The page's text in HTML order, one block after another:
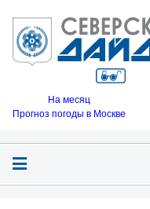
На месяц
Прогноз погоды в Москве